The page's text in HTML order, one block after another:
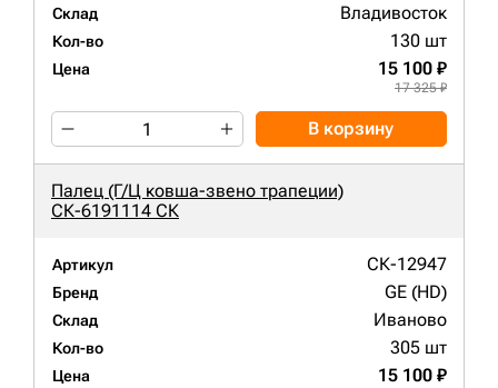
Склад Владивосток
Кол-во 130 шт
Цена 15 100 ₽
17 325 ₽
В корзину
Палец (Г/Ц ковша-звено трапеции)
СК-6191114 СК
Артикул СК-12947
Бренд GE (HD)
Склад Иваново
Кол-во 305 шт
Цена 15 100 ₽